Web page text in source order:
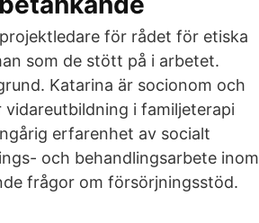
för rådet för etiska
som de stött på i arbetet.
Katarina är socionom och
i familjeterapi
erfarenhet av socialt
och behandlingsarbete inom
frågor om försörjningsstöd.